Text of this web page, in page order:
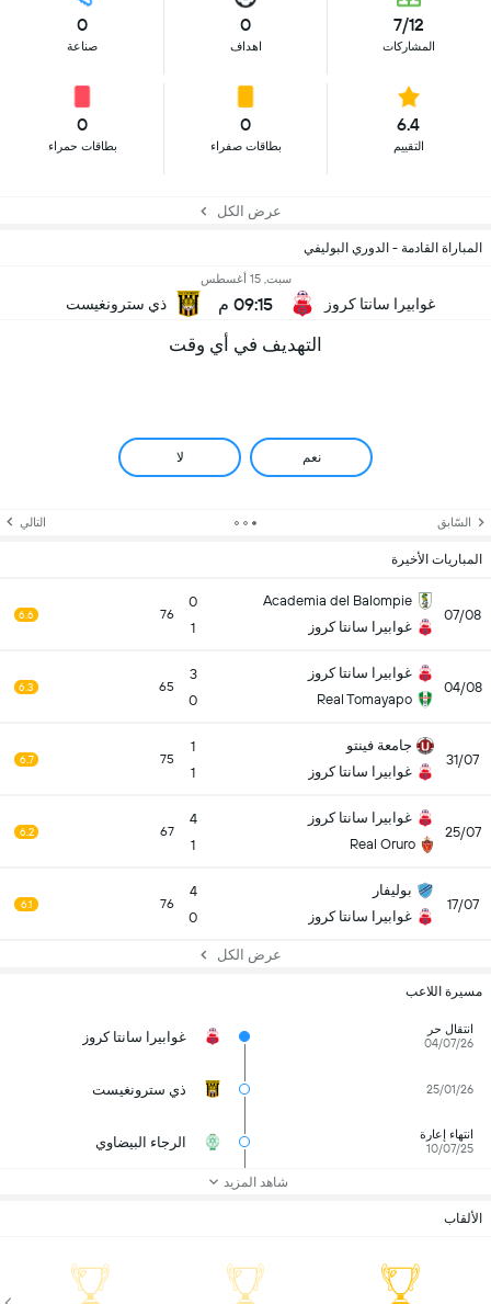
7/12
المشاركات
0
اهداف
0
صناعة
6.4
التقييم
0
بطاقات صفراء
0
بطاقات حمراء
عرض الكل
المباراة القادمة - الدوري البوليفي
غوابيرا سانتا كروز
سبت, 15 أغسطس
09:15 م ذي سترونغيست
التهديف في أي وقت
نعم لا
السّابق التالي
المباريات الأخيرة
07/08
Academia del Balompie
غوابيرا سانتا كروز
0
1
76
6.6
04/08
غوابيرا سانتا كروز
Real Tomayapo
3
0
65
6.3
31/07
جامعة فينتو
غوابيرا سانتا كروز
1
1
75
6.7
25/07
غوابيرا سانتا كروز
Real Oruro
4
1
67
6.2
17/07
بوليفار
غوابيرا سانتا كروز
4
0
76
6.1
عرض الكل
مسيرة اللاعب
انتقال حر
04/07/26
غوابيرا سانتا كروز
25/01/26 ذي سترونغيست
انتهاء إعارة
10/07/25
الرجاء البيضاوي
شاهد المزيد
الألقاب